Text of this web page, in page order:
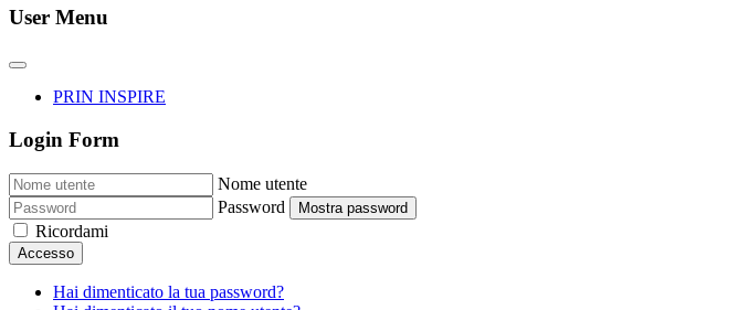
User Menu
PRIN INSPIRE
Login Form
Nome utente
Password
Mostra password
Ricordami
Accesso
Hai dimenticato la tua password?